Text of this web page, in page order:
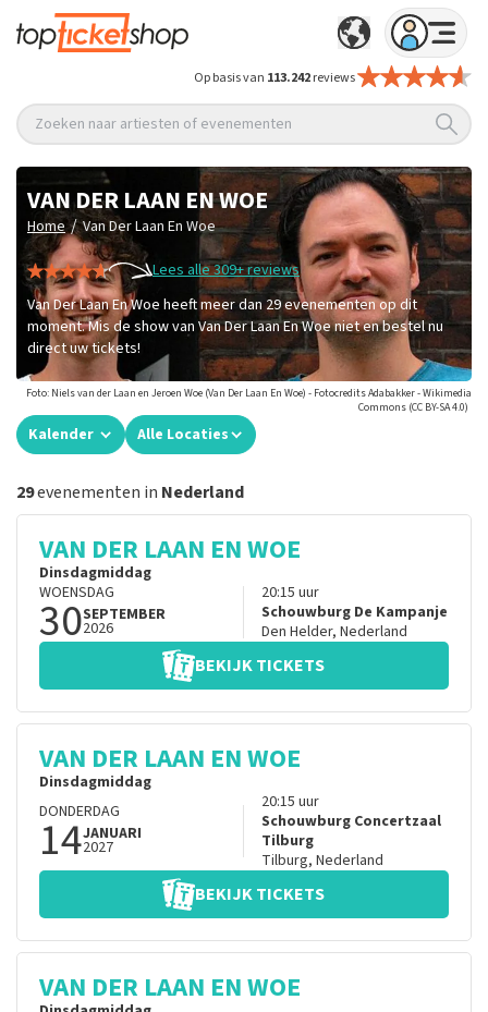
Op basis van 113.242reviews
Zoeken naar artiesten of evenementen
VAN DER LAAN EN WOE
Home / Van Der Laan En Woe
Lees alle 309+ reviews
Van Der Laan En Woe heeft meer dan 29 evenementen op dit
moment. Mis de show van Van Der Laan En Woe niet en bestel nu
direct uw tickets!
Foto: Niels van der Laan en Jeroen Woe (Van Der Laan En Woe) - Fotocredits Adabakker - Wikimedia
Commons (CC BY-SA 4.0)
Kalender Alle Locaties
29evenementen in Nederland
VAN DER LAAN EN WOE
Dinsdagmiddag
WOENSDAG
30SEPTEMBER
2026
20:15 uur
Schouwburg De Kampanje
Den Helder, Nederland
BEKIJK TICKETS
VAN DER LAAN EN WOE
Dinsdagmiddag
DONDERDAG
14JANUARI
2027
20:15 uur
Schouwburg Concertzaal
Tilburg
Tilburg, Nederland
BEKIJK TICKETS
VAN DER LAAN EN WOE